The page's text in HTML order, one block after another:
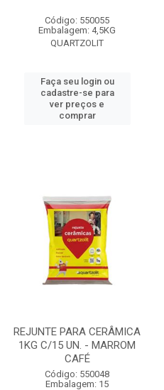
Código: 550055
Embalagem: 4,5KG
QUARTZOLIT
Faça seu login ou
cadastre-se para
ver preços e
comprar
REJUNTE PARA CERÂMICA
1KG C/15 UN. - MARROM
CAFÉ
Código: 550048
Embalagem: 15